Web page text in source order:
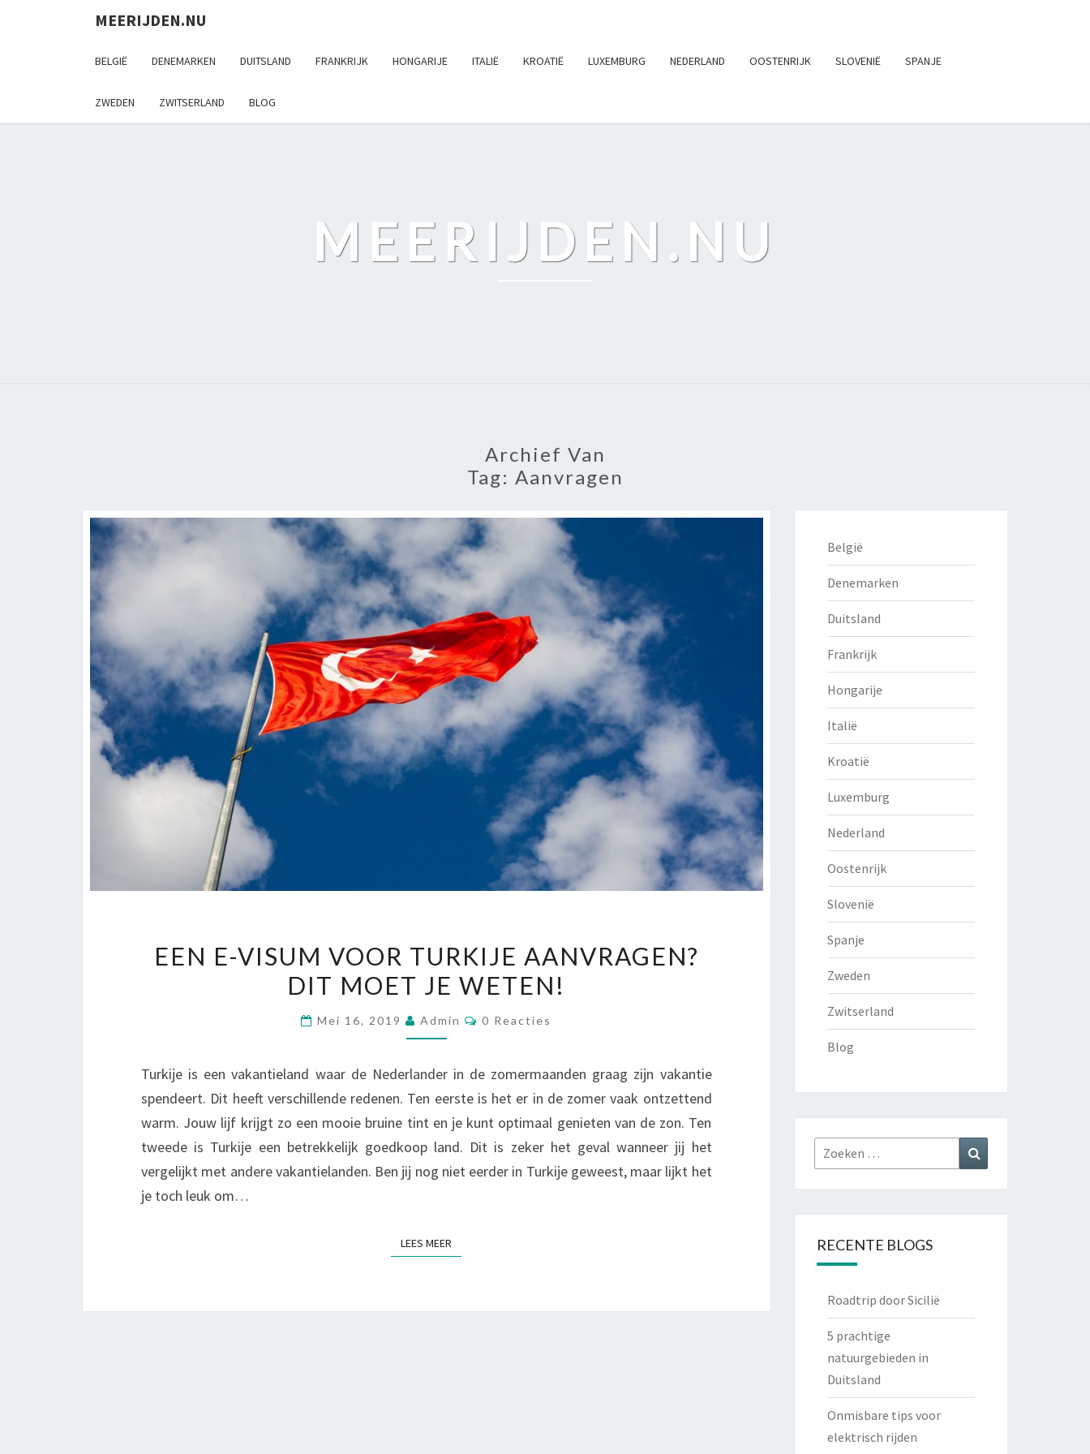
MEERIJDEN.NU
BELGIË DENEMARKEN DUITSLAND FRANKRIJK HONGARIJE ITALIË KROATIË LUXEMBURG NEDERLAND OOSTENRIJK SLOVENIË SPANJE
ZWEDEN ZWITSERLAND BLOG
MEERIJDEN.NU
Archief Van
Tag: Aanvragen
E-
VISUM
TURKIJE
DIT
MOET
JE
WETEN!
EEN E-VISUM VOOR TURKIJE AANVRAGEN?
DIT MOET JE WETEN!
Mei 16, 2019 Admin Reacties
0 Reacties
Turkije is een vakantieland waar de Nederlander in de zomermaanden graag zijn vakantie
spendeert. Dit heeft verschillende redenen. Ten eerste is het er in de zomer vaak ontzettend
warm. Jouw lijf krijgt zo een mooie bruine tint en je kunt optimaal genieten van de zon. Ten
tweede is Turkije een betrekkelijk goedkoop land. Dit is zeker het geval wanneer jij het
vergelijkt met andere vakantielanden. Ben jij nog niet eerder in Turkije geweest, maar lijkt het
je toch leuk om…
LEES MEER
België
Denemarken
Duitsland
Frankrijk
Hongarije
Italië
Kroatië
Luxemburg
Nederland
Oostenrijk
Slovenië
Spanje
Zweden
Zwitserland
Blog
Zoeken
naar:
RECENTE BLOGS
Roadtrip door Sicilië
5 prachtige
natuurgebieden in
Duitsland
Onmisbare tips voor
elektrisch rijden